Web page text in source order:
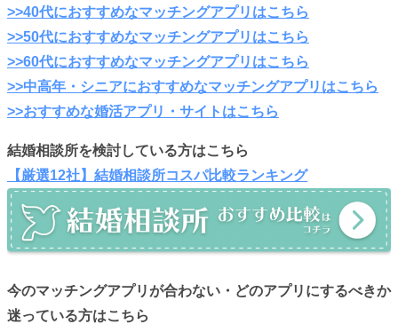
>>40代におすすめなマッチングアプリはこちら
>>50代におすすめなマッチングアプリはこちら
>>60代におすすめなマッチングアプリはこちら
>>中高年・シニアにおすすめなマッチングアプリはこちら
>>おすすめな婚活アプリ・サイトはこちら
結婚相談所を検討している方はこちら
【厳選12社】結婚相談所コスパ比較ランキング
今のマッチングアプリが合わない・どのアプリにするべきか
迷っている方はこちら